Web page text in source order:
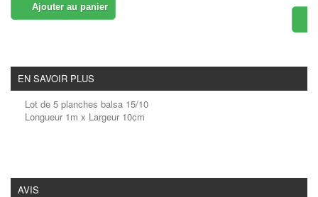
Ajouter au panier
EN SAVOIR PLUS
Lot de 5 planches balsa 15/10
Longueur 1m x Largeur 10cm
AVIS